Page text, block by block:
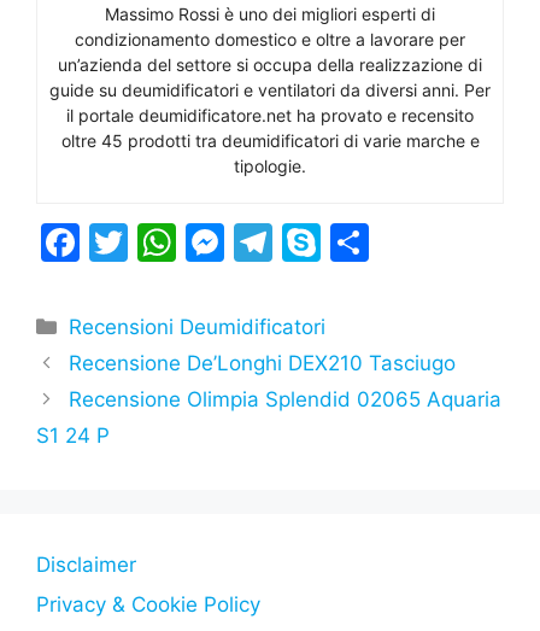
Massimo Rossi è uno dei migliori esperti di
condizionamento domestico e oltre a lavorare per
un’azienda del settore si occupa della realizzazione di
guide su deumidificatori e ventilatori da diversi anni. Per
il portale deumidificatore.net ha provato e recensito
oltre 45 prodotti tra deumidificatori di varie marche e
tipologie.
F
c
e
b
o
T
itt
er
W
at
s
A
M
s
s
e
T
e
gr
a
S
y
p
e
di
vi
Categorie
Recensioni Deumidificatori
Recensione De’Longhi DEX210 Tasciugo
Recensione Olimpia Splendid 02065 Aquaria
S1 24 P
Disclaimer
Privacy & Cookie Policy